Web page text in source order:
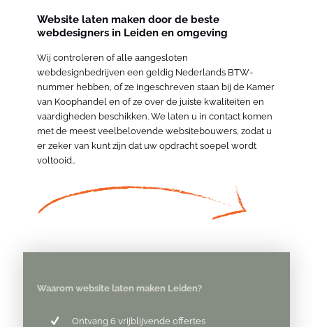
Website laten maken door de beste
webdesigners in Leiden en omgeving
Wij controleren of alle aangesloten
webdesignbedrijven een geldig Nederlands BTW-
nummer hebben, of ze ingeschreven staan bij de Kamer
van Koophandel en of ze over de juiste kwaliteiten en
vaardigheden beschikken. We laten u in contact komen
met de meest veelbelovende websitebouwers, zodat u
er zeker van kunt zijn dat uw opdracht soepel wordt
voltooid..
Waarom website laten maken Leiden?
Ontvang 6 vrijblijvende offertes